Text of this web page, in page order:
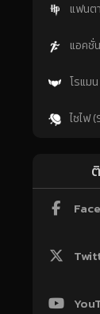
แฟนต
แอคชั่
โรแม
ไซไฟ